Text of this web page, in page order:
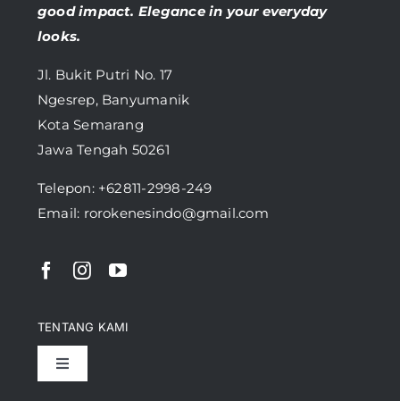
good impact. Elegance in your everyday
looks.
Jl. Bukit Putri No. 17
Ngesrep, Banyumanik
Kota Semarang
Jawa Tengah 50261
Telepon: +62811-2998-249
Email: rorokenesindo@gmail.com
TENTANG KAMI
Toggle